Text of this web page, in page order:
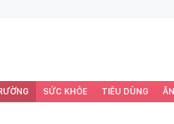
SỨC KHỎE TIÊU DÙNG